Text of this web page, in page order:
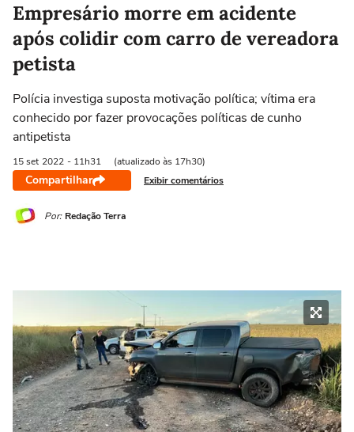
Empresário morre em acidente
após colidir com carro de vereadora
petista
Polícia investiga suposta motivação política; vítima era
conhecido por fazer provocações políticas de cunho
antipetista
15 set 2022 - 11h31 (atualizado às 17h30)
Compartilhar Exibir comentários
Por: Redação Terra